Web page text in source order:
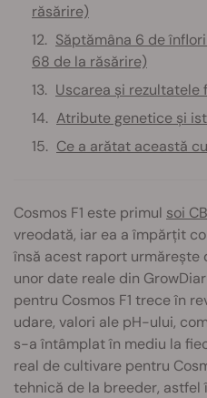
răsărire)
Săptămâna 6 de
68 de la răsărire)
Uscarea și rezultatele
Atribute genetice și
Ce a arătat această
Cosmos F1 este primul soi
vreodată, iar ea a împărțit
însă acest raport urmărește
unor date reale din
pentru Cosmos F1 trece în
udare, valori ale pH-ului,
s-a întâmplat în mediu la
real de cultivare pentru
tehnică de la breeder,